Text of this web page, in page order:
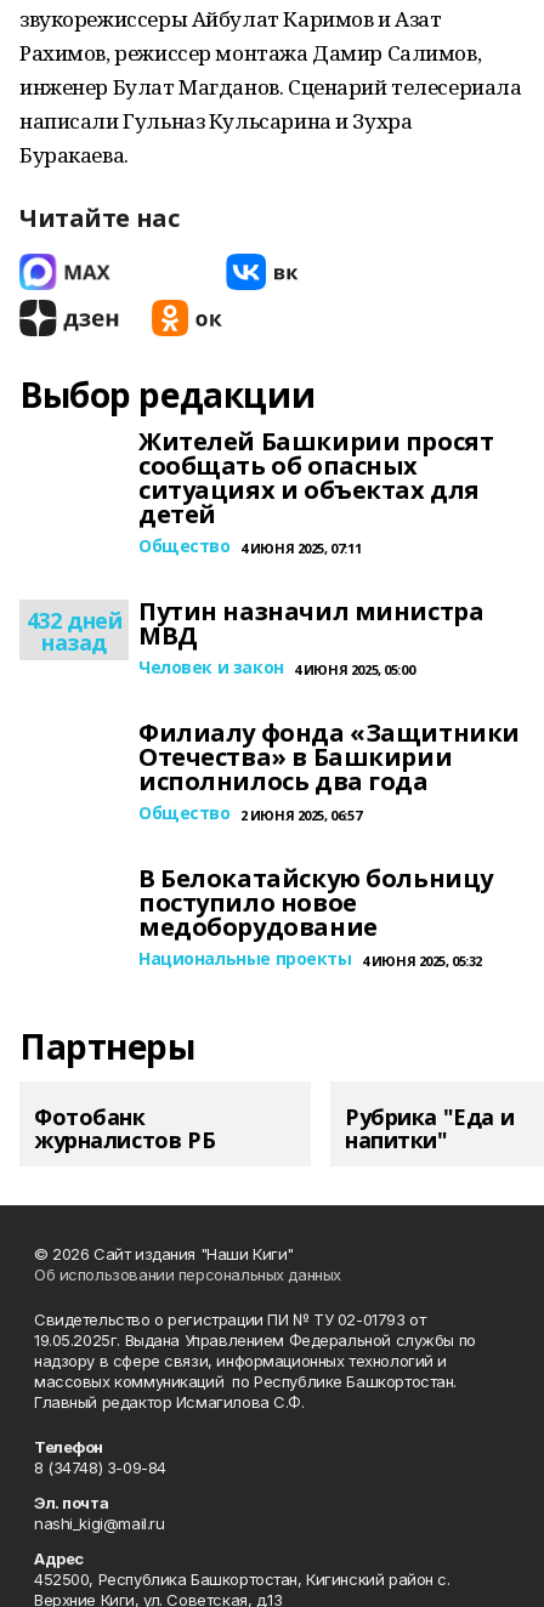
звукорежиссеры Айбулат Каримов и Азат
Рахимов, режиссер монтажа Дамир Салимов,
инженер Булат Магданов. Сценарий телесериала
написали Гульназ Кульсарина и Зухра
Буракаева.
Читайте нас
Выбор редакции
Жителей Башкирии просят
сообщать об опасных
ситуациях и объектах для
детей
Общество 4 ИЮНЯ 2025, 07:11
432 дней
назад
Путин назначил министра
МВД
Человек и закон 4 ИЮНЯ 2025, 05:00
Филиалу фонда «Защитники
Отечества» в Башкирии
исполнилось два года
Общество 2 ИЮНЯ 2025, 06:57
В Белокатайскую больницу
поступило новое
медоборудование
Национальные проекты 4 ИЮНЯ 2025, 05:32
Партнеры
Фотобанк
журналистов РБ
Рубрика "Еда и
напитки"
© 2026 Сайт издания "Наши Киги"
Об использовании персональных данных
Свидетельство о регистрации ПИ № ТУ 02-01793 от
19.05.2025г. Выдана Управлением Федеральной службы по
надзору в сфере связи, информационных технологий и
массовых коммуникаций по Республике Башкортостан.
Главный редактор Исмагилова С.Ф.
Телефон
8 (34748) 3-09-84
Эл. почта
nashi_kigi@mail.ru
Адрес
452500, Республика Башкортостан, Кигинский район с.
Верхние Киги, ул. Советская, д.13